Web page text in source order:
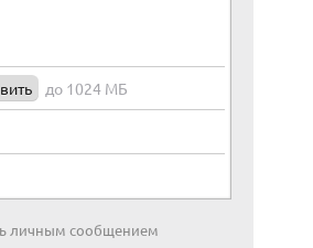
до 1024 МБ
личным сообщением